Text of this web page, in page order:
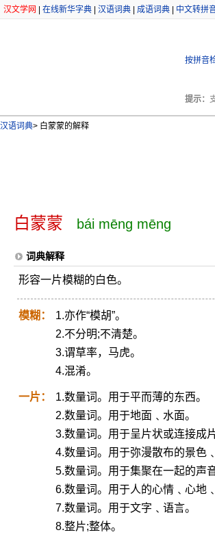
汉文学网 在线新华字典 汉语词典 成语词典 中文转拼
按拼音
提示：
汉语词典> 白蒙蒙的解释
白蒙蒙 bái mēng mēng
词典解释
形容一片模糊的白色。
模糊：
1.亦作“模胡”。
2.不分明;不清楚。
3.谓草率，马虎。
4.混淆。
一片：
1.数量词。用于平而薄的东西。
2.数量词。用于地面﹑水面。
3.数量词。用于呈片状或连接成
4.数量词。用于弥漫散布的景色
5.数量词。用于集聚在一起的声音
6.数量词。用于人的心情﹑心地
7.数量词。用于文字﹑语言。
8.整片;整体。